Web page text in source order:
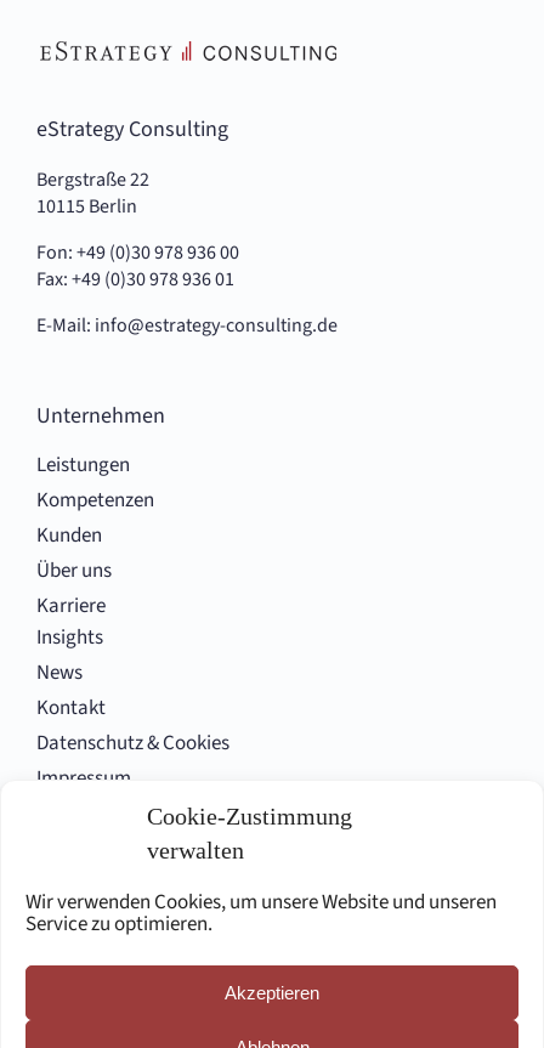
Cookie-Zustimmung
verwalten
Wir verwenden Cookies, um unsere Website und unseren
Service zu optimieren.
Akzeptieren
eStrategy Consulting
Bergstraße 22
10115 Berlin
Fon: +49 (0)30 978 936 00
Fax: +49 (0)30 978 936 01
E-Mail: info@estrategy-consulting.de
Unternehmen
Leistungen
Kompetenzen
Kunden
Über uns
Karriere
Insights
News
Kontakt
Datenschutz & Cookies
Impressum